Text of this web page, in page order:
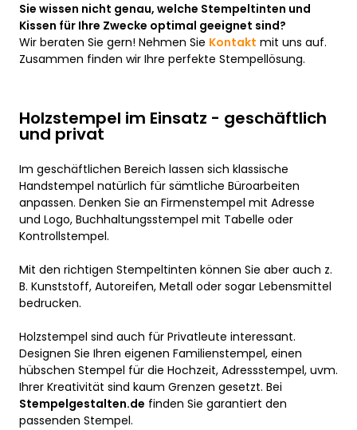
Sie wissen nicht genau, welche Stempeltinten und
Kissen für Ihre Zwecke optimal geeignet sind?
Wir beraten Sie gern! Nehmen Sie Kontakt mit uns auf.
Zusammen finden wir Ihre perfekte Stempellösung.
Holzstempel im Einsatz - geschäftlich
und privat
Im geschäftlichen Bereich lassen sich klassische
Handstempel natürlich für sämtliche Büroarbeiten
anpassen. Denken Sie an Firmenstempel mit Adresse
und Logo, Buchhaltungsstempel mit Tabelle oder
Kontrollstempel.
Mit den richtigen Stempeltinten können Sie aber auch z.
B. Kunststoff, Autoreifen, Metall oder sogar Lebensmittel
bedrucken.
Holzstempel sind auch für Privatleute interessant.
Designen Sie Ihren eigenen Familienstempel, einen
hübschen Stempel für die Hochzeit, Adressstempel, uvm.
Ihrer Kreativität sind kaum Grenzen gesetzt. Bei
Stempelgestalten.de finden Sie garantiert den
passenden Stempel.